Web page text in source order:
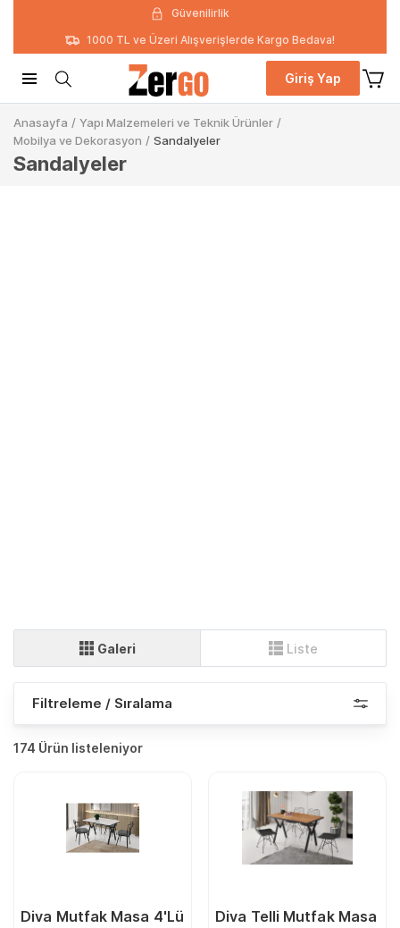
Güvenilirlik
1000 TL ve Üzeri Alışverişlerde Kargo Bedava!
Giriş Yap
Anasayfa / Yapı Malzemeleri ve Teknik Ürünler /
Mobilya ve Dekorasyon / Sandalyeler
Sandalyeler
Galeri Liste
Filtreleme / Sıralama
174 Ürün listeleniyor
Diva Mutfak Masa 4'Lü
Diva Telli Mutfak Masa